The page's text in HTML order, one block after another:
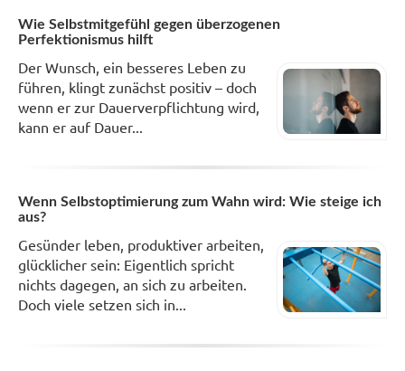
Wie Selbstmitgefühl gegen überzogenen
Perfektionismus hilft
Der Wunsch, ein besseres Leben zu
führen, klingt zunächst positiv – doch
wenn er zur Dauerverpflichtung wird,
kann er auf Dauer...
Wenn Selbstoptimierung zum Wahn wird: Wie steige ich
aus?
Gesünder leben, produktiver arbeiten,
glücklicher sein: Eigentlich spricht
nichts dagegen, an sich zu arbeiten.
Doch viele setzen sich in...